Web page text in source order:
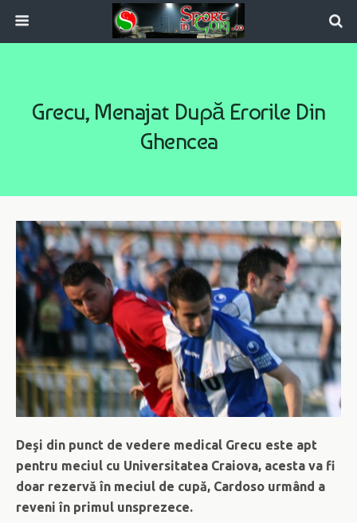
Grecu, Menajat După Erorile Din
Ghencea
Deşi din punct de vedere medical Grecu este apt
pentru meciul cu Universitatea Craiova, acesta va fi
doar rezervă în meciul de cupă, Cardoso urmând a
reveni în primul unsprezece.